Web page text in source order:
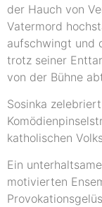
der Hauch von
Vatermord
aufschwingt und
trotz seiner
von der Bühne
Sosinka
katholischen
Ein
motivierten